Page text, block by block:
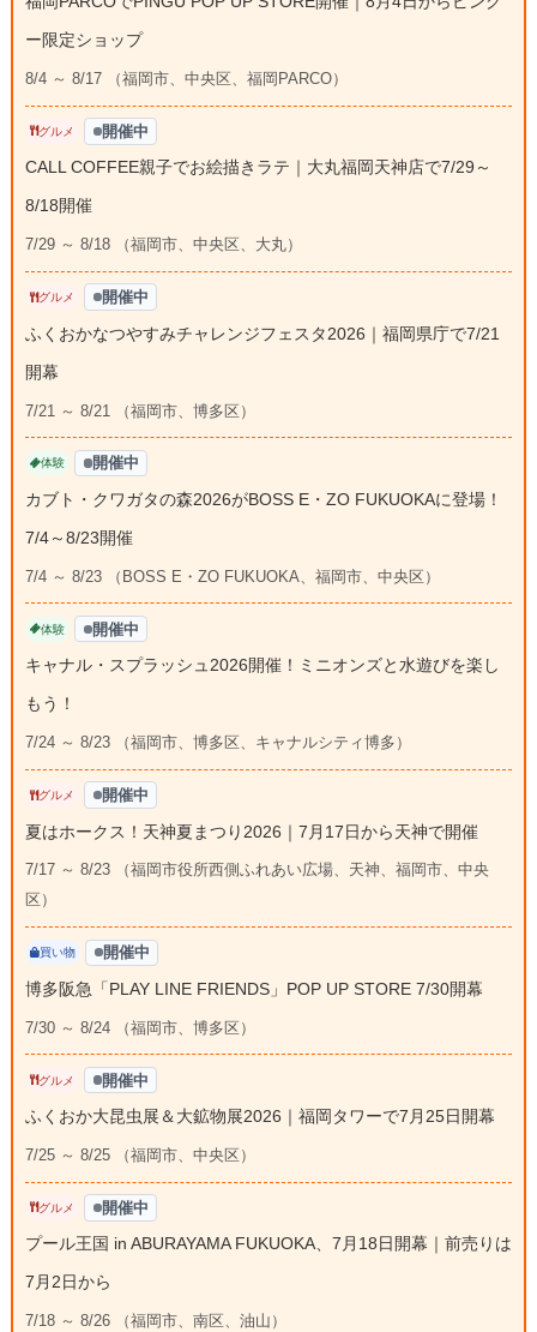
ー限定ショップ
8/4 ～ 8/17 （福岡市、中央区、福岡PARCO）
グルメ 開催中
CALL COFFEE親子でお絵描きラテ｜大丸福岡天神店で7/29～
8/18開催
7/29 ～ 8/18 （福岡市、中央区、大丸）
グルメ 開催中
ふくおかなつやすみチャレンジフェスタ2026｜福岡県庁で7/21
開幕
7/21 ～ 8/21 （福岡市、博多区）
体験 開催中
カブト・クワガタの森2026がBOSS E・ZO FUKUOKAに登場！
7/4～8/23開催
7/4 ～ 8/23 （BOSS E・ZO FUKUOKA、福岡市、中央区）
体験 開催中
キャナル・スプラッシュ2026開催！ミニオンズと水遊びを楽し
もう！
7/24 ～ 8/23 （福岡市、博多区、キャナルシティ博多）
グルメ 開催中
夏はホークス！天神夏まつり2026｜7月17日から天神で開催
7/17 ～ 8/23 （福岡市役所西側ふれあい広場、天神、福岡市、中央
区）
買い物 開催中
博多阪急「PLAY LINE FRIENDS」POP UP STORE 7/30開幕
7/30 ～ 8/24 （福岡市、博多区）
グルメ 開催中
ふくおか大昆虫展＆大鉱物展2026｜福岡タワーで7月25日開幕
7/25 ～ 8/25 （福岡市、中央区）
グルメ 開催中
プール王国 in ABURAYAMA FUKUOKA、7月18日開幕｜前売りは
7月2日から
7/18 ～ 8/26 （福岡市、南区、油山）